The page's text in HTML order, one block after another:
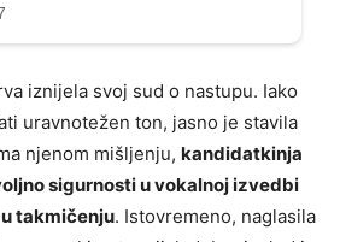
iznijela svoj sud o nastupu. Iako
uravnotežen ton, jasno je stavila
njenom mišljenju, kandidatkinja
sigurnosti u vokalnoj izvedbi
takmičenju. Istovremeno, naglasila